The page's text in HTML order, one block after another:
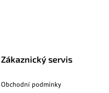
Zákaznický servis
Obchodní podmínky